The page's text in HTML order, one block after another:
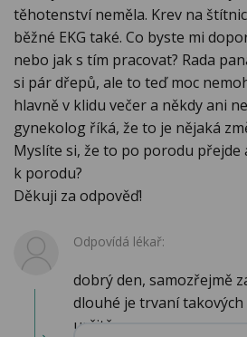
těhotenství neměla. Krev na
běžné EKG také. Co byste mi
nebo jak s tím pracovat? Rada
si pár dřepů, ale to teď moc
hlavně v klidu večer a někdy ani
gynekolog říká, že to je nějaká
Myslíte si, že to po porodu přejde
k porodu?
Děkuji za odpověď!
Odpovídá lékař:
dobrý den, samozřejmě
dlouhé je trvaní
určitě...